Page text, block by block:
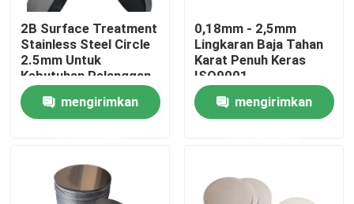
Tur Pabrik
Kontrol kualitas
Permintaan Penawaran
2B Surface Treatment
Stainless Steel Circle
2.5mm Untuk
Kebutuhan Pelanggan
mengirimkan
0,18mm - 2,5mm
Lingkaran Baja Tahan
Karat Penuh Keras
ISO9001
mengirimkan